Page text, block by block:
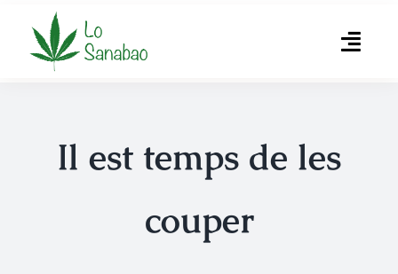
contenu
L’association
Il est temps de les
couper